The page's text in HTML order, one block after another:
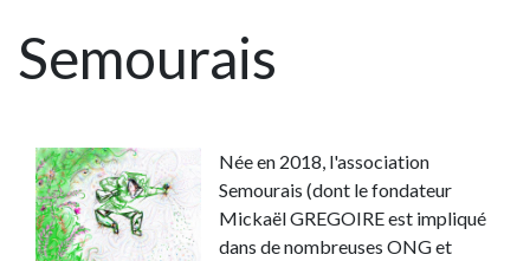
Semourais
Née en 2018, l'association
Semourais (dont le fondateur
Mickaël GREGOIRE est impliqué
dans de nombreuses ONG et